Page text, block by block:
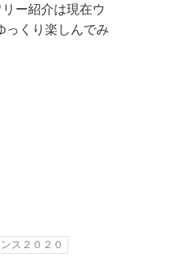
ー紹介は現在ウ
っくり楽しんでみ
ス２０２０